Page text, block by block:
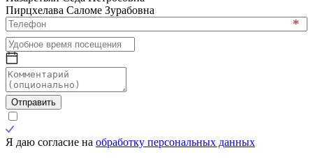
Пирцхелава Саломе Зурабовна
*
Отправить
Я даю согласие на обработку персональных данных